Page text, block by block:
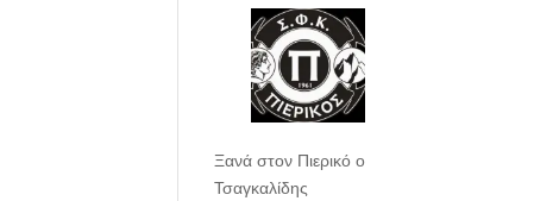
Ξανά στον Πιερικό ο
Τσαγκαλίδης